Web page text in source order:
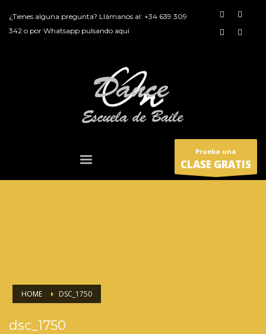
¿Tienes alguna pregunta? Llámanos al: +34 639 309
342 o por Whatsapp pulsando aquí
Prueba una
CLASE GRATIS
HOME DSC_1750
dsc_1750